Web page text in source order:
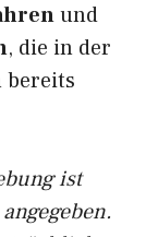
und
, die in der
bereits
ist